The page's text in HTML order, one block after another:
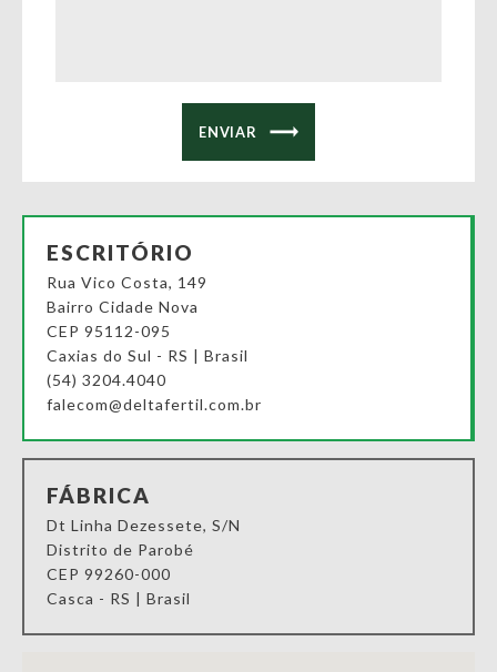
ESCRITÓRIO
Rua Vico Costa, 149
Bairro Cidade Nova
CEP 95112-095
Caxias do Sul - RS | Brasil
(54) 3204.4040
falecom@deltafertil.com.br
FÁBRICA
Dt Linha Dezessete, S/N
Distrito de Parobé
CEP 99260-000
Casca - RS | Brasil